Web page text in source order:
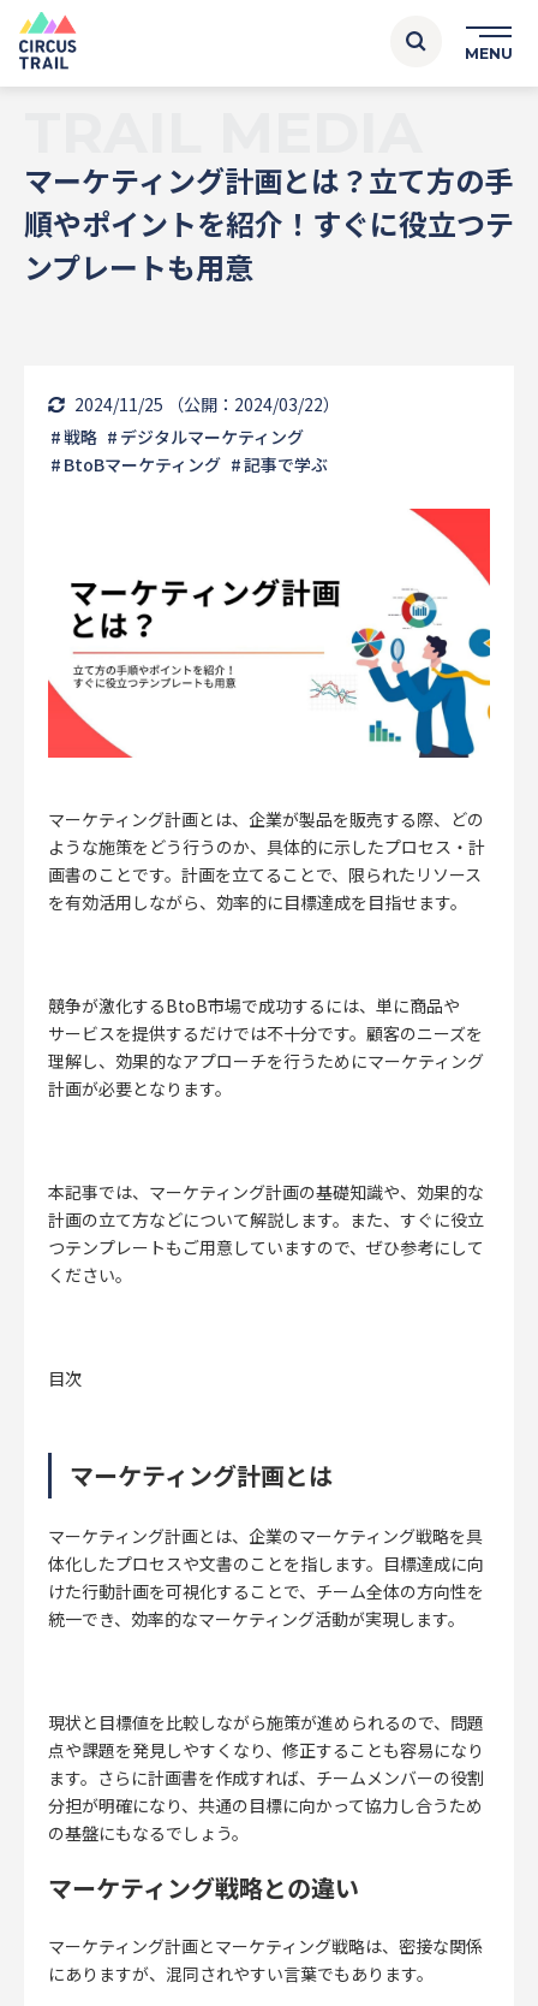
マーケティング計画とは？立て方の手
順やポイントを紹介！すぐに役立つテ
ンプレートも用意
2024/11/25
（公開：2024/03/22）
戦略
デジタルマーケティング
BtoBマーケティング
記事で学ぶ
マーケティング計画とは、企業が製品を販売する際、どの
ような施策をどう行うのか、具体的に示したプロセス・計
画書のことです。計画を立てることで、限られたリソース
を有効活用しながら、効率的に目標達成を目指せます。
競争が激化するBtoB市場で成功するには、単に商品や
サービスを提供するだけでは不十分です。顧客のニーズを
理解し、効果的なアプローチを行うためにマーケティング
計画が必要となります。
本記事では、マーケティング計画の基礎知識や、効果的な
計画の立て方などについて解説します。また、すぐに役立
つテンプレートもご用意していますので、ぜひ参考にして
ください。
目次
マーケティング計画とは
マーケティング計画とは、企業のマーケティング戦略を具
体化したプロセスや文書のことを指します。 目標達成に向
けた行動計画を可視化することで、チーム全体の方向性を
統一でき、効率的なマーケティング活動が実現します。
現状と目標値を比較しながら施策が進められるので、問題
点や課題を発見しやすくなり、修正することも容易になり
ます。さらに計画書を作成すれば、チームメンバーの役割
分担が明確になり、共通の目標に向かって協力し合うため
の基盤にもなるでしょう。
マーケティング戦略との違い
マーケティング計画とマーケティング戦略は、密接な関係
にありますが、混同されやすい言葉でもあります。